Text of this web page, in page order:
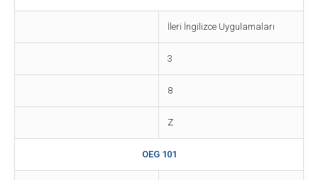
İleri İngilizce Uygulamaları
3
8
Z
OEG 101